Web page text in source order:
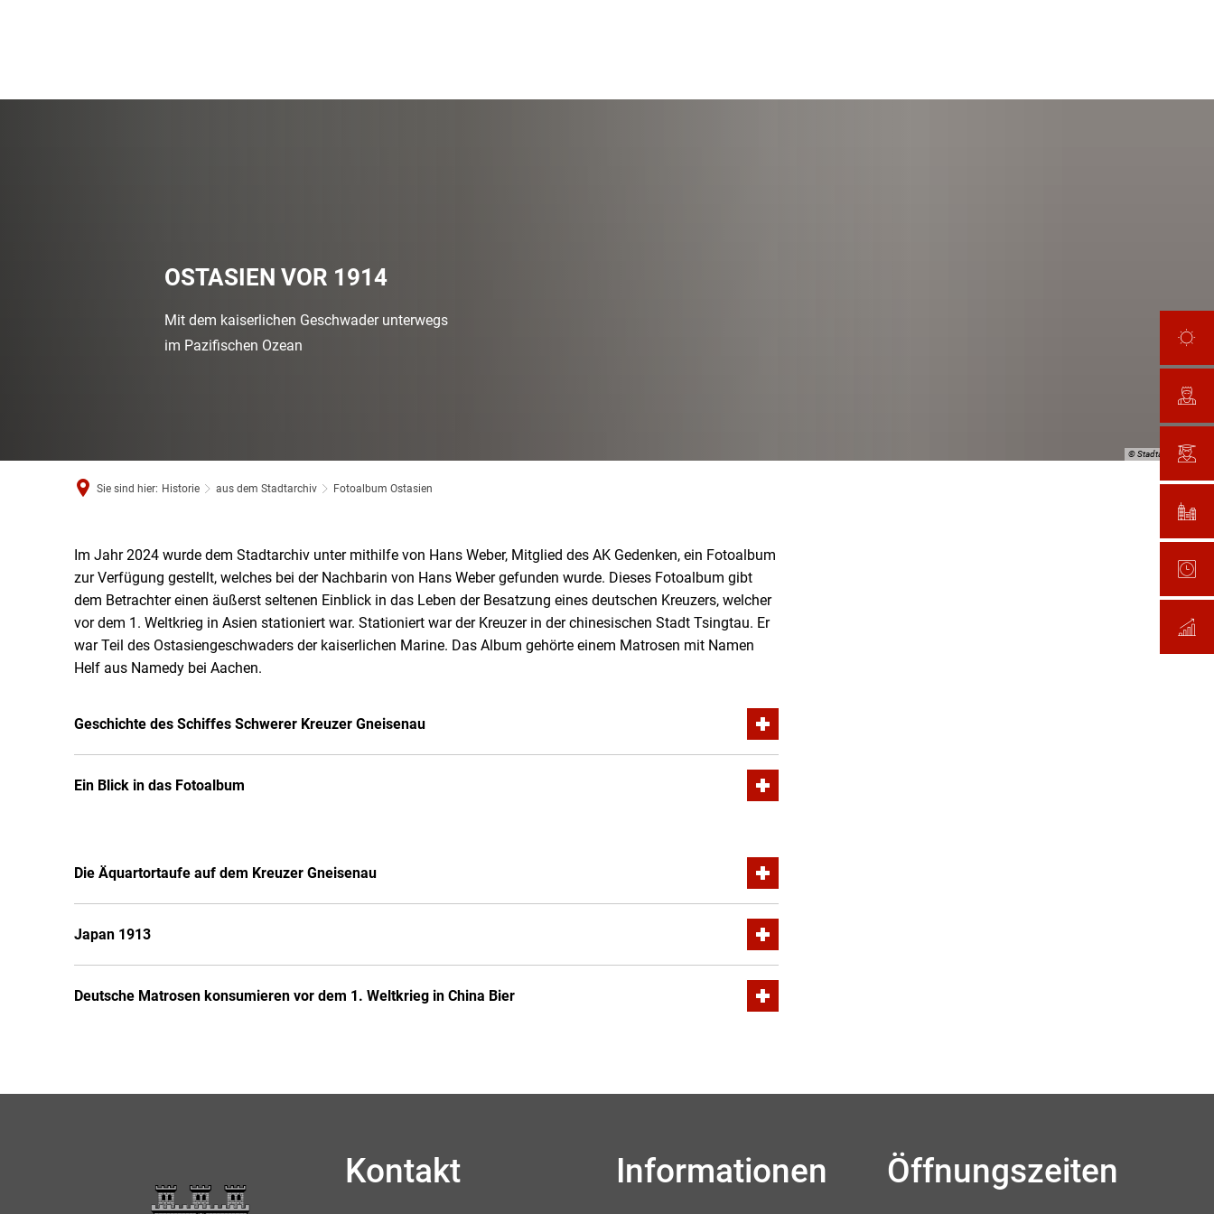
© Stadtarchiv Bitburg
OSTASIEN VOR 1914
Mit dem kaiserlichen Geschwader unterwegs
im Pazifischen Ozean
Sie sind hier: Historie aus dem Stadtarchiv Fotoalbum Ostasien
Fotoalbum
Ostasien
Im Jahr 2024 wurde dem Stadtarchiv unter mithilfe von Hans Weber, Mitglied des AK Gedenken, ein Fotoalbum
zur Verfügung gestellt, welches bei der Nachbarin von Hans Weber gefunden wurde. Dieses Fotoalbum gibt
dem Betrachter einen äußerst seltenen Einblick in das Leben der Besatzung eines deutschen Kreuzers, welcher
vor dem 1. Weltkrieg in Asien stationiert war. Stationiert war der Kreuzer in der chinesischen Stadt Tsingtau. Er
war Teil des Ostasiengeschwaders der kaiserlichen Marine. Das Album gehörte einem Matrosen mit Namen
Helf aus Namedy bei Aachen.
Geschichte des Schiffes Schwerer Kreuzer Gneisenau
Ein Blick in das Fotoalbum
Die Äquartortaufe auf dem Kreuzer Gneisenau
Japan 1913
Deutsche Matrosen konsumieren vor dem 1. Weltkrieg in China Bier
Kontakt Informationen Öffnungszeiten